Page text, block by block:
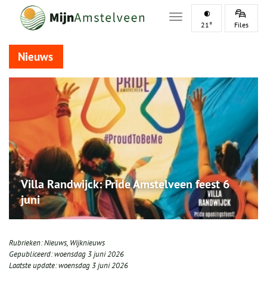
Toggle navigation
21° Files
Nieuws
Villa Randwijck: Pride Amstelveen feest 6
juni
Rubrieken:Nieuws, Wijknieuws
Gepubliceerd:woensdag 3 juni 2026
Laatste update:woensdag 3 juni 2026